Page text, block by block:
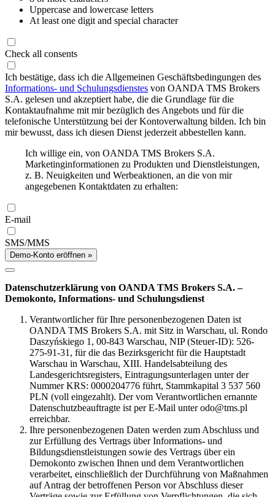
Uppercase and lowercase letters
At least one digit and special character
Check all consents
Ich bestätige, dass ich die Allgemeinen Geschäftsbedingungen des
Informations- und Schulungsdienstes von OANDA TMS Brokers
S.A. gelesen und akzeptiert habe, die die Grundlage für die
Kontaktaufnahme mit mir bezüglich des Angebots und für die
telefonische Unterstützung bei der Kontoverwaltung bilden. Ich bin
mir bewusst, dass ich diesen Dienst jederzeit abbestellen kann.
Ich willige ein, von OANDA TMS Brokers S.A.
Marketinginformationen zu Produkten und Dienstleistungen,
z. B. Neuigkeiten und Werbeaktionen, an die von mir
angegebenen Kontaktdaten zu erhalten:
E-mail
SMS/MMS
Demo-Konto eröffnen »
Datenschutzerklärung von OANDA TMS Brokers S.A. –
Demokonto, Informations- und Schulungsdienst
Verantwortlicher für Ihre personenbezogenen Daten ist
OANDA TMS Brokers S.A. mit Sitz in Warschau, ul. Rondo
Daszyńskiego 1, 00-843 Warschau, NIP (Steuer-ID): 526-
275-91-31, für die das Bezirksgericht für die Hauptstadt
Warschau in Warschau, XIII. Handelsabteilung des
Landesgerichtsregisters, Eintragungsunterlagen unter der
Nummer KRS: 0000204776 führt, Stammkapital 3 537 560
PLN (voll eingezahlt). Der vom Verantwortlichen ernannte
Datenschutzbeauftragte ist per E-Mail unter odo@tms.pl
erreichbar.
Ihre personenbezogenen Daten werden zum Abschluss und
zur Erfüllung des Vertrags über Informations- und
Bildungsdienstleistungen sowie des Vertrags über ein
Demokonto zwischen Ihnen und dem Verantwortlichen
verarbeitet, einschließlich der Durchführung von Maßnahmen
auf Antrag der betroffenen Person vor Abschluss dieser